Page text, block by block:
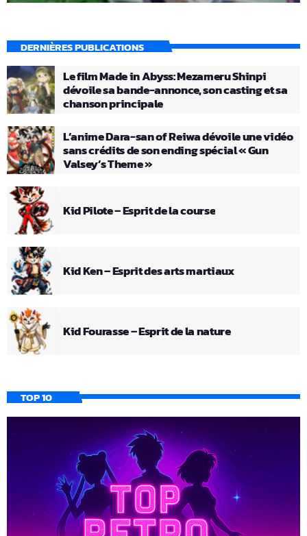
DERNIÈRES PUBLICATIONS
Le film Made in Abyss: Mezameru Shinpi
dévoile sa bande-annonce, son casting et sa
chanson principale
L’anime Dara-san of Reiwa dévoile une vidéo
sans crédits de son ending spécial « Gun
Valsey’s Theme »
Kid Pilote – Esprit de la course
Kid Ken – Esprit des arts martiaux
Kid Fourasse – Esprit de la nature
TOP 10